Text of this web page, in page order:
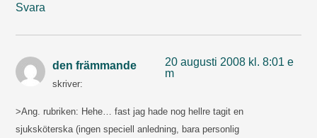
Svara
den främmande
skriver:
20 augusti 2008 kl. 8:01 e
m
>Ang. rubriken: Hehe… fast jag hade nog hellre tagit en
sjuksköterska (ingen speciell anledning, bara personlig